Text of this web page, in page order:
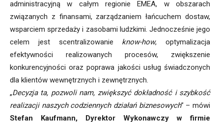
administracyjną w całym regionie EMEA, w obszarach
związanych z finansami, zarządzaniem łańcuchem dostaw,
wsparciem sprzedaży i zasobami ludzkimi. Jednocześnie jego
celem jest scentralizowanie know-how, optymalizacja
efektywności realizowanych procesów, zwiększenie
konkurencyjności oraz poprawa jakości usług świadczonych
dla klientów wewnętrznych i zewnętrznych.
„Decyzja ta, pozwoli nam, zwiększyć dokładność i szybkość
realizacji naszych codziennych działań biznesowych” – mówi
Stefan Kaufmann, Dyrektor Wykonawczy w firmie